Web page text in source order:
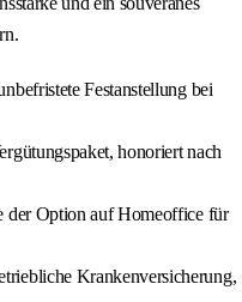
Festanstellung bei
honoriert nach
der Option auf Homeoffice für
Krankenversicherung,